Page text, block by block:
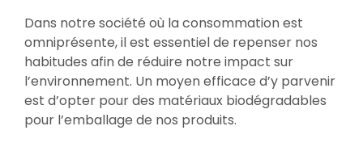
Dans notre société où la consommation est
omniprésente, il est essentiel de repenser nos
habitudes afin de réduire notre impact sur
l’environnement. Un moyen efficace d’y parvenir
est d’opter pour des matériaux biodégradables
pour l’emballage de nos produits.